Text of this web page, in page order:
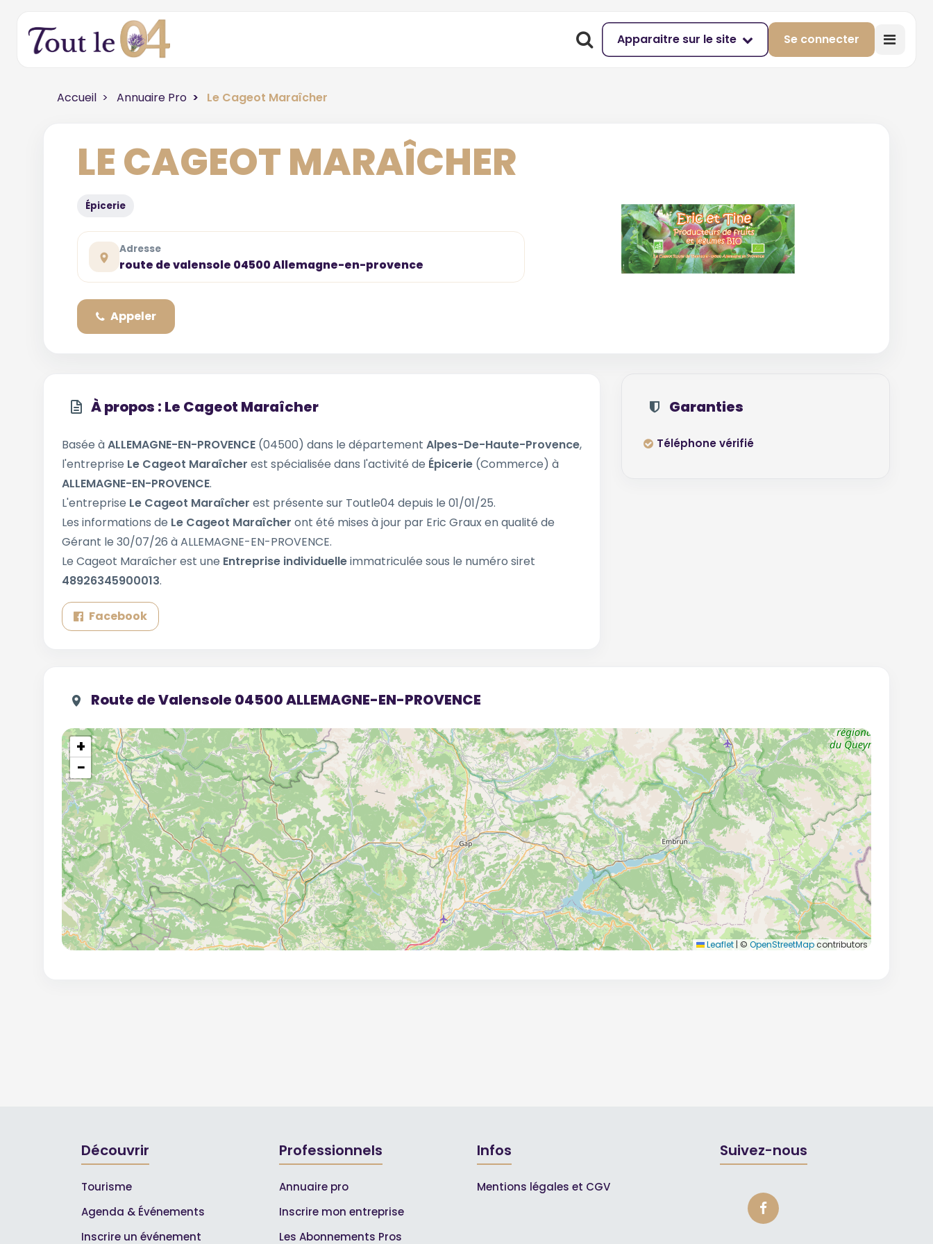
Apparaitre sur le site Se connecter
Accueil Annuaire Pro Le Cageot Maraîcher
LE CAGEOT MARAÎCHER
Épicerie
Adresse
route de valensole 04500 Allemagne-en-provence
Appeler
À propos : Le Cageot Maraîcher
Basée àALLEMAGNE-EN-PROVENCE (04500) dans le département Alpes-De-Haute-Provence,
l'entreprise Le Cageot Maraîcher est spécialisée dans l'activité de Épicerie (Commerce) à
ALLEMAGNE-EN-PROVENCE.
L'entreprise Le Cageot Maraîcher est présente sur Toutle04 depuis le 01/01/25.
Les informations de Le Cageot Maraîcher ont été mises à jour par Eric Graux en qualité de
Gérant le 30/07/26 à ALLEMAGNE-EN-PROVENCE.
Le Cageot Maraîcher est une Entreprise individuelleimmatriculée sous le numéro siret
48926345900013.
Facebook
Garanties
Téléphone vérifié
Route de Valensole 04500 ALLEMAGNE-EN-PROVENCE
+
−
Leaflet | © OpenStreetMapcontributors
Découvrir
Tourisme
Agenda & Événements
Inscrire un événement
Professionnels
Annuaire pro
Inscrire mon entreprise
Les Abonnements Pros
Infos
Mentions légales et CGV
Suivez-nous